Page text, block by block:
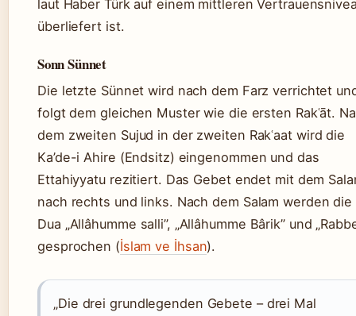
laut Haber Türk auf einem mittleren
überliefert ist.
Sonn Sünnet
Die letzte Sünnet wird nach dem Farz verrichtet
folgt dem gleichen Muster wie die ersten Rakʿāt.
dem zweiten Sujud in der zweiten Rakʿaat wird die
Ka’de-i Ahire (Endsitz) eingenommen und das
Ettahiyyatu rezitiert. Das Gebet endet mit dem
nach rechts und links. Nach dem Salam werden die
Dua „Allâhumme salli”, „Allâhumme Bârik” und
gesprochen (İslam ve İhsan).
„Die drei grundlegenden Gebete – drei Mal